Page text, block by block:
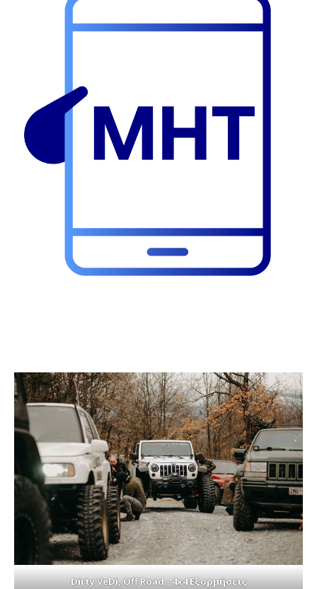
Dirty VeDi, Off Road - 4x4 Εξορμήσεις